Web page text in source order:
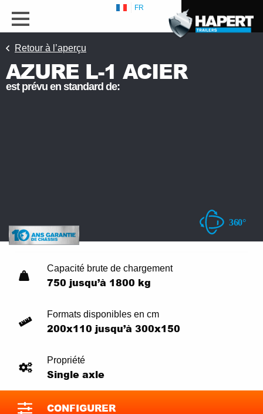
FR
Retour à l’aperçu
AZURE L-1 ACIER
est prévu en standard de:
Capacité brute de chargement
750 jusqu’à 1800 kg
Formats disponibles en cm
200x110 jusqu’à 300x150
Propriété
Single axle
CONFIGURER